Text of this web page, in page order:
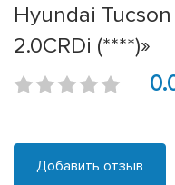
Hyundai
2.0CRDi (****)»
Добавить отзыв